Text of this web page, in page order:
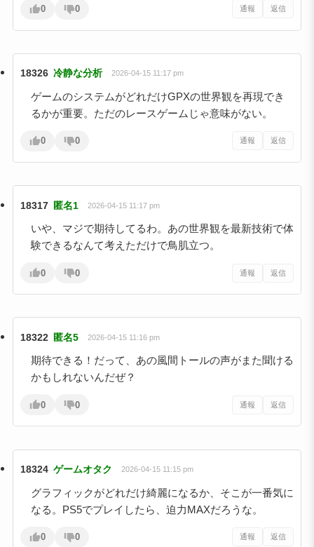
0 0 通報 返信
18326 冷静な分析 2026-04-15 11:17 pm
ゲームのシステムがどれだけGPXの世界観を再現でき
るかが重要。ただのレースゲームじゃ意味がない。
0 0 通報 返信
18317 匿名1 2026-04-15 11:17 pm
いや、マジで期待してるわ。あの世界観を最新技術で体
験できるなんて考えただけで鳥肌立つ。
0 0 通報 返信
18322 匿名5 2026-04-15 11:16 pm
期待できる！だって、あの風間トールの声がまた聞ける
かもしれないんだぜ？
0 0 通報 返信
18324 ゲームオタク 2026-04-15 11:15 pm
グラフィックがどれだけ綺麗になるか、そこが一番気に
なる。PS5でプレイしたら、迫力MAXだろうな。
0 0 通報 返信